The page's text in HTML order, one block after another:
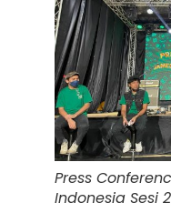
Press
Indonesia Sesi